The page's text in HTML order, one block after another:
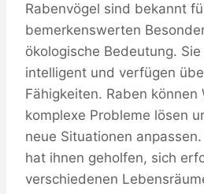
Rabenvögel sind bekannt
bemerkenswerten
ökologische Bedeutung.
intelligent und verfügen
Fähigkeiten. Raben können
komplexe Probleme lösen
neue Situationen
hat ihnen geholfen, sich
verschiedenen